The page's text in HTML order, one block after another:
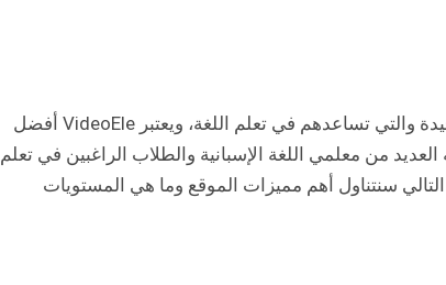
غالبا ما يبحث الراغبون في تعلم لغة أجنبية عن المواقع الجيدة والتي تساعدهم في تعلم اللغة، ويعتبر VideoEle أفضل
من معلمي اللغة الإسبانية والطلاب الراغبين في تعلم
سنتناول أهم مميزات الموقع وما هي المستويات